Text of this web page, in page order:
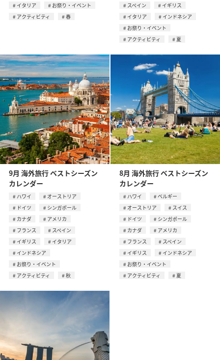
イタリア
お祭り・イベント
アクティビティ
春
スペイン
イギリス
イタリア
インドネシア
お祭り・イベント
アクティビティ
夏
9月 海外旅行 ベストシーズン
カレンダー
ハワイ
オーストリア
ドイツ
シンガポール
カナダ
アメリカ
フランス
スペイン
イギリス
イタリア
インドネシア
お祭り・イベント
アクティビティ
秋
8月 海外旅行 ベストシーズン
カレンダー
ハワイ
ベルギー
オーストリア
スイス
ドイツ
シンガポール
カナダ
アメリカ
フランス
スペイン
イギリス
インドネシア
お祭り・イベント
アクティビティ
夏